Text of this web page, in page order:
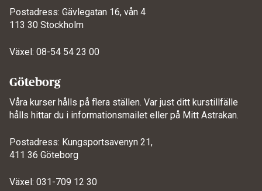
Postadress: Gävlegatan 16, vån 4
113 30 Stockholm
Växel: 08-54 54 23 00
Göteborg
Våra kurser hålls på flera ställen. Var just ditt kurstillfälle
hålls hittar du i informationsmailet eller på Mitt Astrakan.
Postadress: Kungsportsavenyn 21,
411 36 Göteborg
Växel: 031-709 12 30